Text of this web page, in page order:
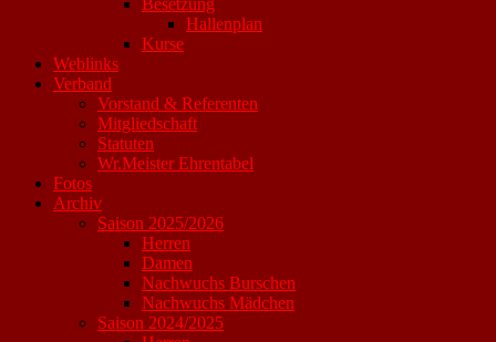
Besetzung
Hallenplan
Kurse
Weblinks
Verband
Vorstand & Referenten
Mitgliedschaft
Statuten
Wr.Meister Ehrentabel
Fotos
Archiv
Saison 2025/2026
Herren
Damen
Nachwuchs Burschen
Nachwuchs Mädchen
Saison 2024/2025